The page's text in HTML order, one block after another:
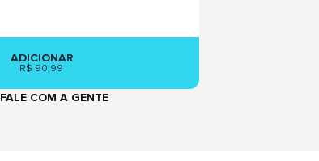
ADICIONAR
R$ 90,99
FALE COM A GENTE